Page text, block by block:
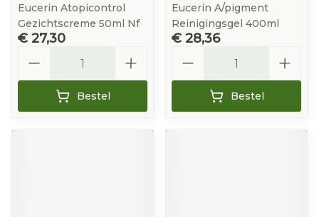
Eucerin Atopicontrol
Gezichtscreme 50ml Nf
€ 27,30
Bestel
Eucerin A/pigment
Reinigingsgel 400ml
€ 28,36
Bestel